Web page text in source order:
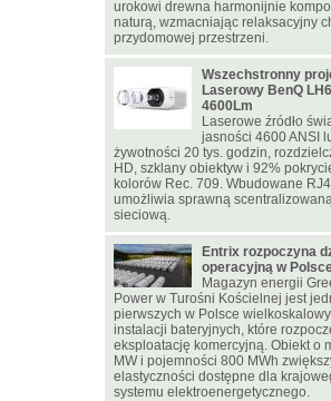
urokowi drewna harmonijnie
naturą, wzmacniając relaksacyjny
przydomowej przestrzeni.
Wszechstronny
Laserowy BenQ
4600Lm
Laserowe źródło
jasności 4600 ANSI
żywotności 20 tys. godzin,
HD, szklany obiektyw i 92%
kolorów Rec. 709. Wbudowane
umożliwia sprawną
sieciową.
Entrix rozpoczyna
operacyjną w
Magazyn energii
Power w Turośni Kościelnej jest
pierwszych w Polsce
instalacji bateryjnych, które
eksploatację komercyjną. Obiekt o
MW i pojemności 800 MWh
elastyczności dostępne dla
systemu elektroenergetycznego.